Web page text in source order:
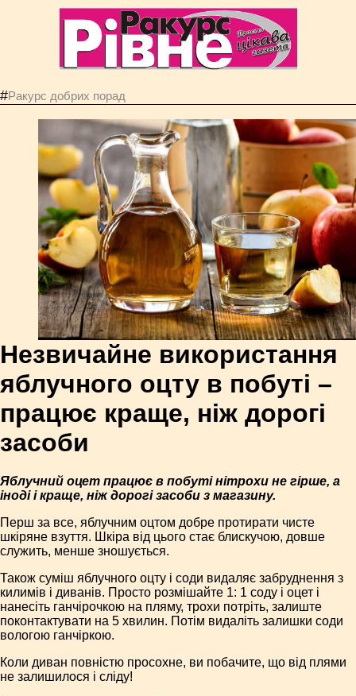
#Ракурс добрих порад
Незвичайне використання
яблучного оцту в побуті –
працює краще, ніж дорогі
засоби
Яблучний оцет працює в побуті нітрохи не гірше, а
іноді і краще, ніж дорогі засоби з магазину.
Перш за все, яблучним оцтом добре протирати чисте
шкіряне взуття. Шкіра від цього стає блискучою, довше
служить, менше зношується.
Також суміш яблучного оцту і соди видаляє забруднення з
килимів і диванів. Просто розмішайте 1: 1 соду і оцет і
нанесіть ганчірочкою на пляму, трохи потріть, залиште
поконтактувати на 5 хвилин. Потім видаліть залишки соди
вологою ганчіркою.
Коли диван повністю просохне, ви побачите, що від плями
не залишилося і сліду!